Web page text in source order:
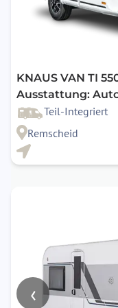
KNAUS VAN TI
Ausstattung:
Markise,
uvm.
Teil-Integriert
Remscheid
‹